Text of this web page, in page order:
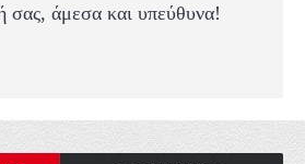
σας, άμεσα και υπεύθυνα!